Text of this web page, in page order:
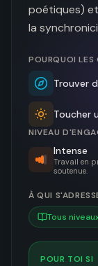
poétiques)
la
POURQUOI LES
Trouver
Toucher
NIVEAU
Intense
Travail en
soutenue.
À QUI
Tous
POUR TOI SI